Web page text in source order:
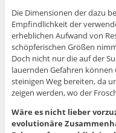
Die Dimensionen der dazu
Empfindlichkeit der
erheblichen Aufwand von
schöpferischen Größen
Doch nicht nur die auf der
lauernden Gefahren können
steinigen Weg bereiten, da
zeigen werden, wo der
Wäre es nicht lieber
evolutionäre